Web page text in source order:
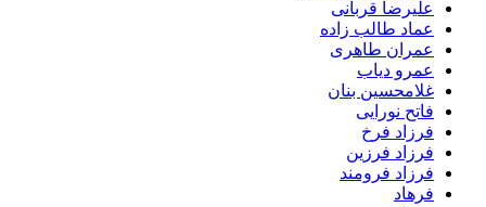
علیرضا قربانی
عماد طالب زاده
عمران طاهری
عمرو دیاب
غلامحسین بنان
فاتح نورایی
فرزاد فرخ
فرزاد فرزین
فرزاد فرومند
فرهاد